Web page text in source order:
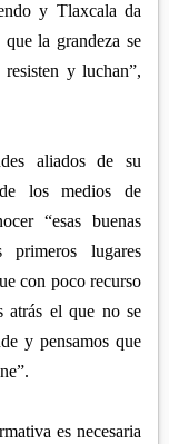
y Tlaxcala da
la grandeza se
y luchan”,
aliados de su
los medios de
“esas buenas
lugares
con poco recurso
atrás el que no se
y pensamos que
es necesaria